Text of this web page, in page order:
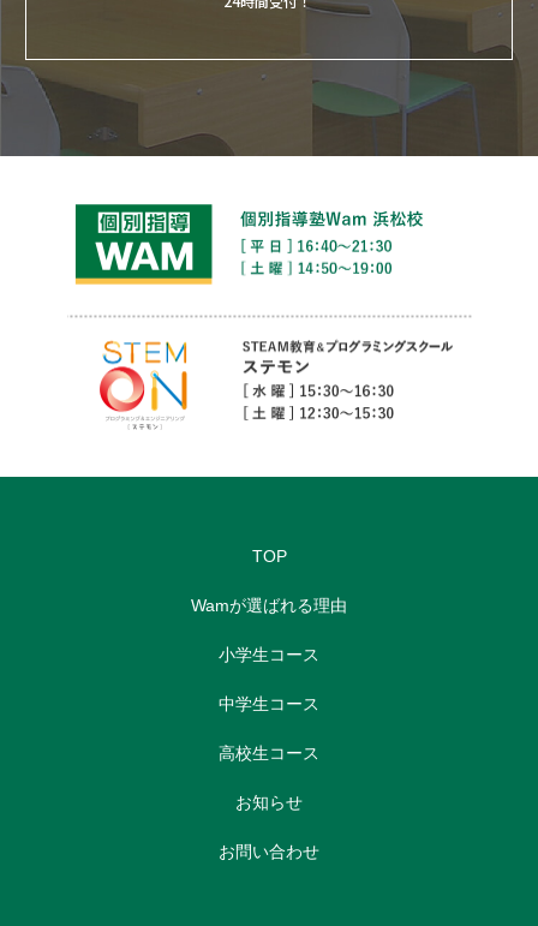
TOP
Wamが選ばれる理由
小学生コース
中学生コース
高校生コース
お知らせ
お問い合わせ